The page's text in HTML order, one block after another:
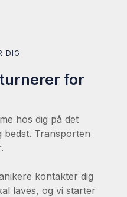
DIG
for
hos dig på det
bedst. Transporten
kontakter dig
laves, og vi starter